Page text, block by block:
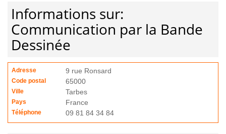
Informations sur:
Communication par la Bande
Dessinée
Adresse 9 rue Ronsard
Code postal 65000
Ville Tarbes
Pays France
Téléphone 09 81 84 34 84